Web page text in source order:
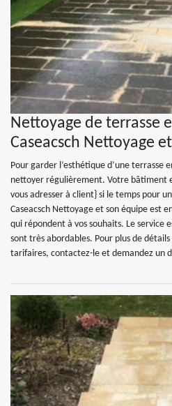
Nettoyage de terrasse
Caseacsch Nettoyage
Pour garder l’esthétique d’une terrasse
nettoyer régulièrement. Votre bâtiment
vous adresser à client} si le temps pour
Caseacsch Nettoyage et son équipe est
qui répondent à vos souhaits. Le service
sont très abordables. Pour plus de détails
tarifaires, contactez-le et demandez un